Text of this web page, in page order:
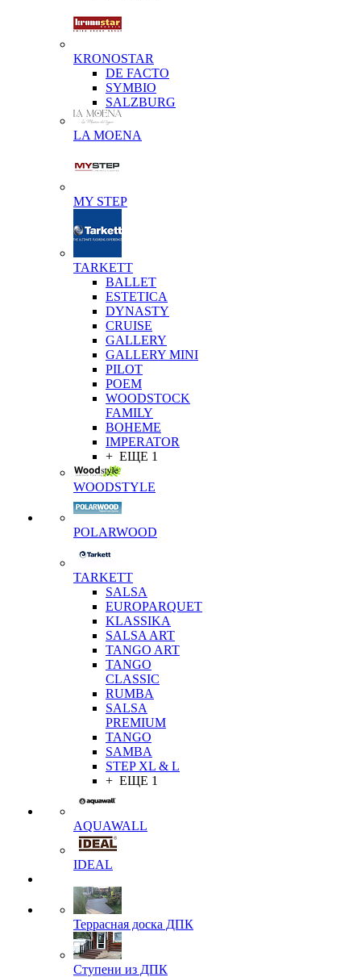
KRONOSTAR
DE FACTO
SYMBIO
SALZBURG
LA MOENA
MY STEP
TARKETT
BALLET
ESTETICA
DYNASTY
CRUISE
GALLERY
GALLERY MINI
PILOT
POEM
WOODSTOCK
FAMILY
BOHEME
IMPERATOR
+ ЕЩЕ 1
WOODSTYLE
POLARWOOD
TARKETT
SALSA
EUROPARQUET
KLASSIKA
SALSA ART
TANGO ART
TANGO
CLASSIC
RUMBA
SALSA
PREMIUM
TANGO
SAMBA
STEP XL & L
+ ЕЩЕ 1
AQUAWALL
IDEAL
Террасная доска ДПК
Ступени из ДПК